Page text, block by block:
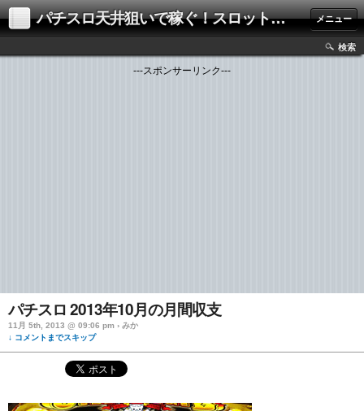
パチスロ天井狙いで稼ぐ！スロット解析・攻略ブログ メニュー
検索
---スポンサーリンク---
パチスロ 2013年10月の月間収支
11月 5th, 2013 @ 09:06 pm › みか
↓ コメントまでスキップ